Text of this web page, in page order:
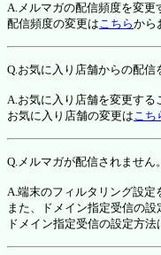
A.メルマガの配信頻度を変更
配信頻度の変更はこちらから
Q.お気に入り店舗からの配信
A.お気に入り店舗を変更する
お気に入り店舗の変更はこち
Q.メルマガが配信されません。
A.端末のフィルタリング設定
また、ドメイン指定受信の設
ドメイン指定受信の設定方法